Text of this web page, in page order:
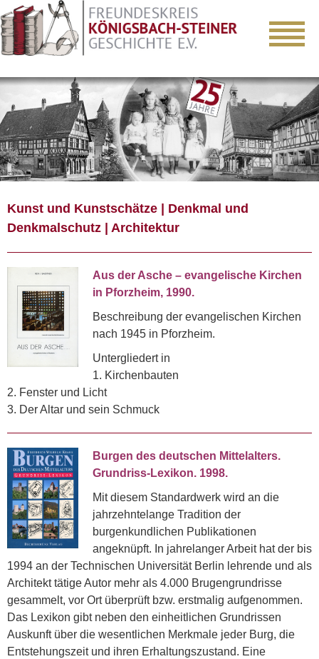
Kunst und Kunstschätze | Denkmal und
Denkmalschutz | Architektur
Aus der Asche – evangelische Kirchen
in Pforzheim, 1990.
Beschreibung der evangelischen Kirchen
nach 1945 in Pforzheim.
Untergliedert in
1. Kirchenbauten
2. Fenster und Licht
3. Der Altar und sein Schmuck
Burgen des deutschen Mittelalters.
Grundriss-Lexikon. 1998.
Mit diesem Standardwerk wird an die
jahrzehntelange Tradition der
burgenkundlichen Publikationen
angeknüpft. In jahrelanger Arbeit hat der bis
1994 an der Technischen Universität Berlin lehrende und als
Architekt tätige Autor mehr als 4.000 Brugengrundrisse
gesammelt, vor Ort überprüft bzw. erstmalig aufgenommen.
Das Lexikon gibt neben den einheitlichen Grundrissen
Auskunft über die wesentlichen Merkmale jeder Burg, die
Entstehungszeit und ihren Erhaltungszustand. Eine